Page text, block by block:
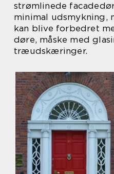
strømlinede
minimal udsmykning,
kan blive forbedret
døre, måske med
træudskæringer.